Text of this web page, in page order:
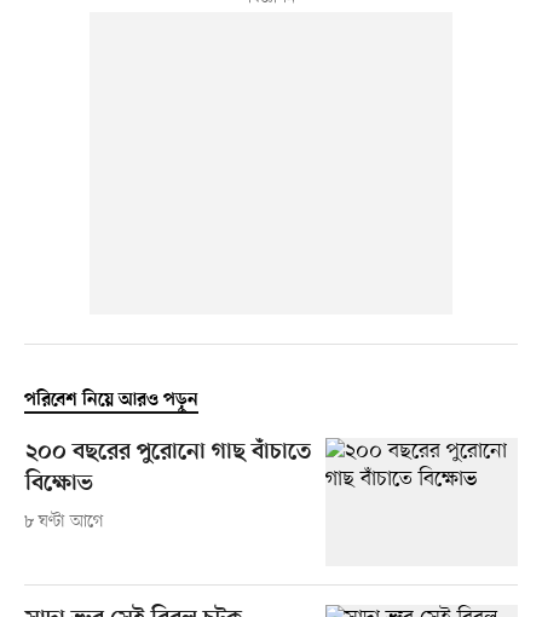
পরিবেশ নিয়ে আরও পড়ুন
২০০ বছরের পুরোনো গাছ বাঁচাতে
বিক্ষোভ
৮ ঘণ্টা আগে